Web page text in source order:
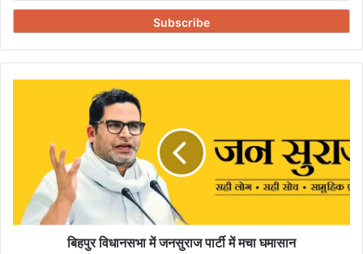
Email
घमासान
बिहपुर विधानसभा में जनसुराज पार्टी में मचा घमासान